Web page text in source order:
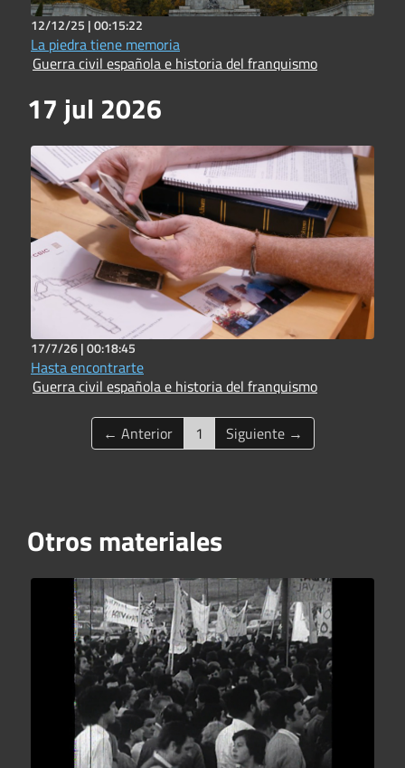
12/12/25 |00:15:22
La piedra tiene memoria
Guerra civil española e historia del franquismo
17 jul 2026
17/7/26 |00:18:45
Hasta encontrarte
Guerra civil española e historia del franquismo
← Anterior 1 (current)
Siguiente →
Otros materiales